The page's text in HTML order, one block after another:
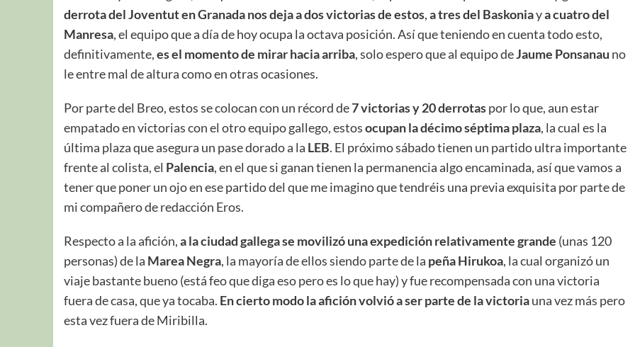
derrota del Joventuten Granada nos deja a dos victorias de estos,a tres del Baskoniaya cuatro del
Manresa, el equipo que a día de hoy ocupa la octava posición. Así que teniendo en cuenta todo esto,
definitivamente,es el momento de mirar hacia arriba, solo espero que al equipo deJaume Ponsanau no
le entre mal de altura como en otras ocasiones.
Por parte del Breo, estos se colocan con un récord de7 victorias y 20 derrotaspor lo que, aun estar
empatado en victorias con el otro equipo gallego, estosocupan la décimo séptima plaza, la cual es la
última plaza que asegura un pase dorado a la LEB. El próximo sábado tienen un partido ultra importante
frente al colista, el Palencia, en el que si ganan tienen la permanencia algo encaminada, así que vamos a
tener que poner un ojo en ese partido del que me imagino que tendréis una previa exquisita por parte de
mi compañero de redacción Eros.
Respecto a la afición,a la ciudad gallega se movilizó una expedición relativamente grande (unas 120
personas) de la Marea Negra, la mayoría de ellos siendo parte de la peña Hirukoa, la cual organizó un
viaje bastante bueno (está feo que diga eso pero es lo que hay) y fue recompensada con una victoria
fuera de casa, que ya tocaba. En cierto modo la afición volvió a ser parte de la victoriauna vez más pero
esta vez fuera de Miribilla.